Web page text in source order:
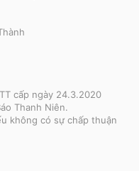
cấp ngày 24.3.2020
Thanh Niên.
không có sự chấp thuận